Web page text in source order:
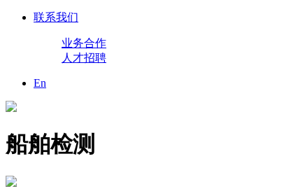
联系我们
业务合作
人才招聘
En
船舶检测